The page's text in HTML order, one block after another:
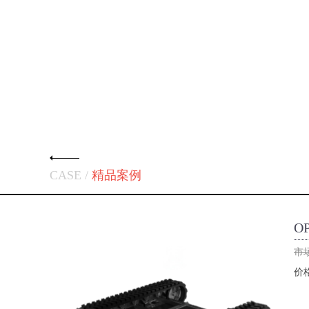
CASE / 精品案例
市
价